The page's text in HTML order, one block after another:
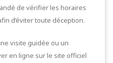
de vérifier les horaires
d’éviter toute déception.
visite guidée ou un
en ligne sur le site officiel